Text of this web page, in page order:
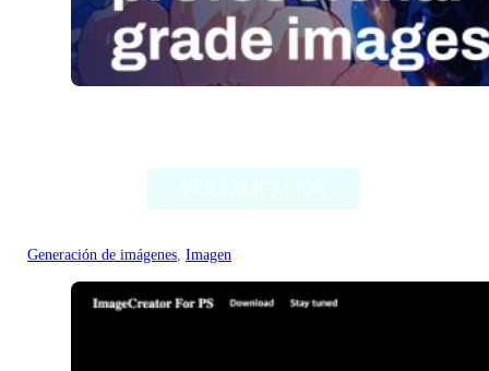
Generación de imágenes, Imagen